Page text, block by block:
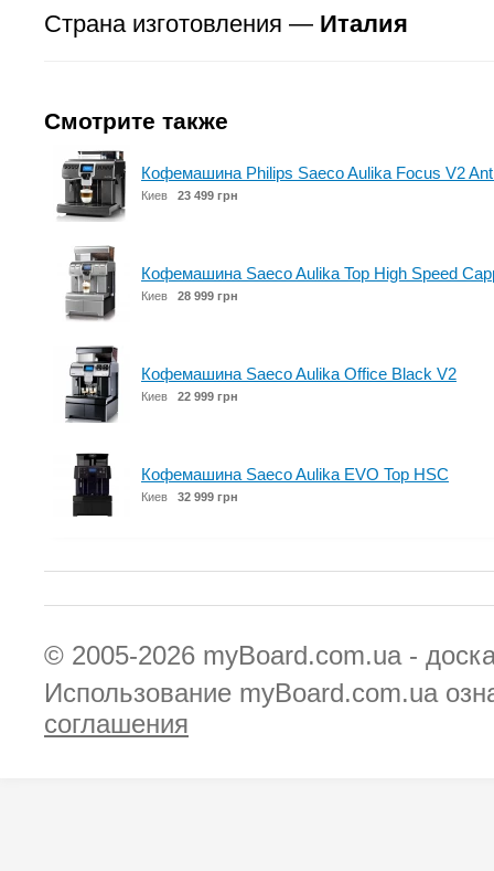
Страна изготовления — Италия
Смотрите также
Кофемашина Philips Saeco Aulika Focus V2
Киев 23 499 грн
Кофемашина Saeco Aulika Top High Speed
Киев 28 999 грн
Кофемашина Saeco Aulika Office Black V2
Киев 22 999 грн
Кофемашина Saeco Aulika EVO Top HSC
Киев 32 999 грн
© 2005-2026 myBoard.com.ua -
Использование myBoard.com.ua
соглашения